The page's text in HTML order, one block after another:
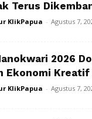
Terus
KlikPapua - Agustus 7,
2026
Ekonomi Kreatif
KlikPapua - Agustus 7,